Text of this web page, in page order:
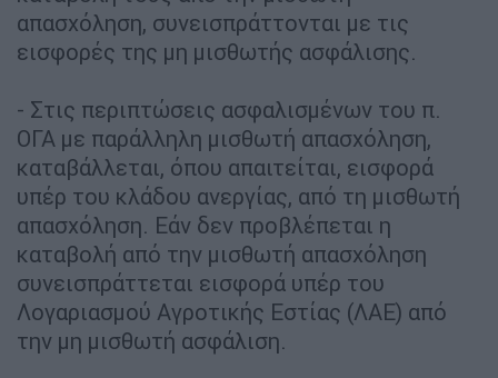
απασχόληση, συνεισπράττονται με τις
εισφορές της μη μισθωτής ασφάλισης.
- Στις περιπτώσεις ασφαλισμένων του π.
ΟΓΑ με παράλληλη μισθωτή απασχόληση,
καταβάλλεται, όπου απαιτείται, εισφορά
υπέρ του κλάδου ανεργίας, από τη μισθωτή
απασχόληση. Εάν δεν προβλέπεται η
καταβολή από την μισθωτή απασχόληση
συνεισπράττεται εισφορά υπέρ του
Λογαριασμού Αγροτικής Εστίας (ΛΑΕ) από
την μη μισθωτή ασφάλιση.